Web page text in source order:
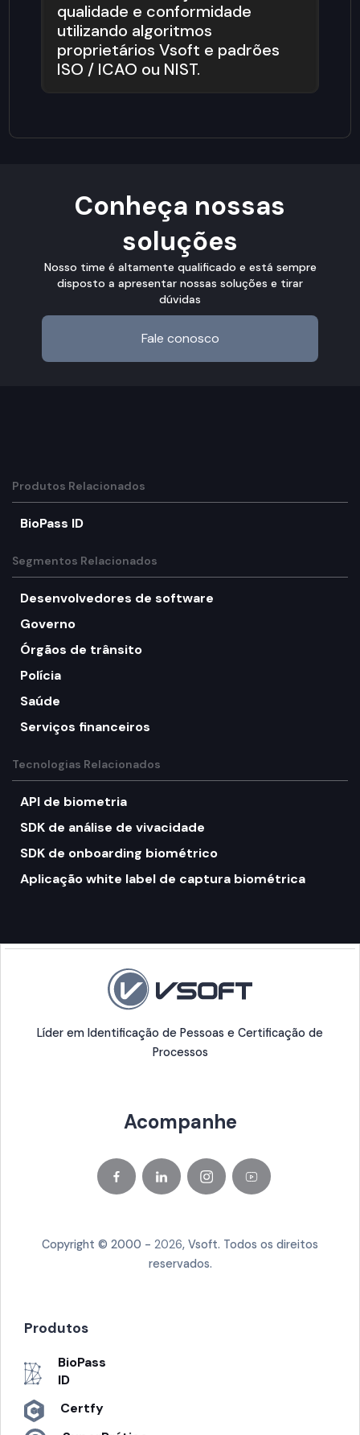
qualidade e conformidade
utilizando algoritmos
proprietários Vsoft e padrões
ISO / ICAO ou NIST.
Conheça nossas
soluções
Nosso time é altamente qualificado e está sempre
disposto a apresentar nossas soluções e tirar
dúvidas
Fale conosco
Produtos Relacionados
BioPass ID
Segmentos Relacionados
Desenvolvedores de software
Governo
Órgãos de trânsito
Polícia
Saúde
Serviços financeiros
Tecnologias Relacionados
API de biometria
SDK de análise de vivacidade
SDK de onboarding biométrico
Aplicação white label de captura biométrica
Líder em Identificação de Pessoas e Certificação de
Processos
Acompanhe
Copyright © 2000 - 2026, Vsoft. Todos os direitos
reservados.
Produtos
BioPass
ID
Certfy